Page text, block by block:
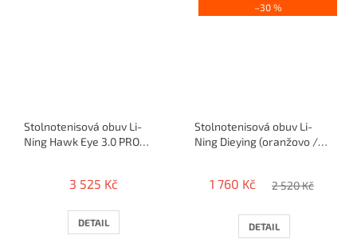
Stolnotenisová obuv Li-
Ning Hawk Eye 3.0 PRO
3 525 Kč
DETAIL
–30 %
Stolnotenisová obuv Li-
Ning Dieying (oranžovo /
1 760 Kč 2 520 Kč
DETAIL